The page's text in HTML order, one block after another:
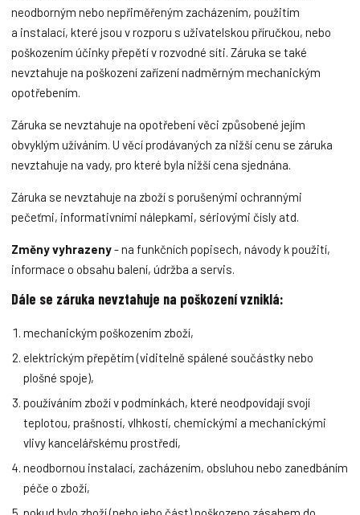
neodborným nebo nepřiměřeným zacházením, použitím
a instalací, které jsou v rozporu s uživatelskou příručkou, nebo
poškozením účinky přepětí v rozvodné síti. Záruka se také
nevztahuje na poškození zařízení nadměrným mechanickým
opotřebením.
Záruka se nevztahuje na opotřebení věci způsobené jejím
obvyklým užíváním. U věcí prodávaných za nižší cenu se záruka
nevztahuje na vady, pro které byla nižší cena sjednána.
Záruka se nevztahuje na zboží s porušenými ochrannými
pečeťmi, informativními nálepkami, sériovými čísly atd.
Změny vyhrazeny- na funkčních popisech, návody k použití,
informace o obsahu balení, údržba a servis.
Dále se záruka nevztahuje na poškození vzniklá:
mechanickým poškozením zboží,
elektrickým přepětím (viditelně spálené součástky nebo
plošné spoje),
používáním zboží v podmínkách, které neodpovídají svojí
teplotou, prašností, vlhkostí, chemickými a mechanickými
vlivy kancelářskému prostředí,
neodbornou instalací, zacházením, obsluhou nebo zanedbáním
péče o zboží,